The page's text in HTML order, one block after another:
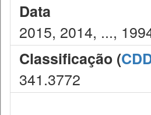
Data
2015, 2014, ...,
Classificação (
341.3772